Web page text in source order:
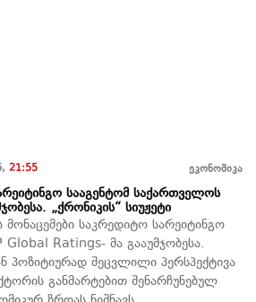
21:55 ეკონომიკა
სააგენტომ საქართველოს
„ქრონიკის“ სიუჟეტი
საკრედიტო სარეიტინგო
Global Ratings- მა გააუმჯობესა.
პოზიტიურად შეცვლილი პერსპექტივა
განმარტებით შენარჩუნებულ